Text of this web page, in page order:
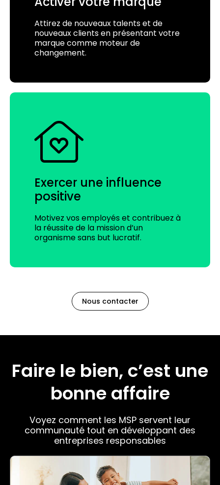
Attirez de nouveaux talents et de
nouveaux clients en présentant votre
marque comme moteur de
changement.
Exercer une influence
positive
Motivez vos employés et contribuez à
la réussite de la mission d’un
organisme sans but lucratif.
Nous contacter
Faire le bien, c’est une
bonne affaire
Voyez comment les MSP servent leur
communauté tout en développant des
entreprises responsables